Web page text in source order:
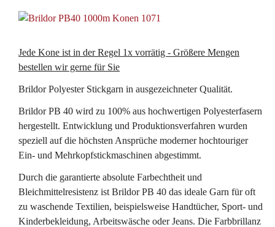
Jede Kone ist in der Regel 1x vorrätig - Größere Mengen
bestellen wir gerne für Sie
Brildor Polyester Stickgarn in ausgezeichneter Qualität.
Brildor PB 40 wird zu 100% aus hochwertigen Polyesterfasern
hergestellt. Entwicklung und Produktionsverfahren wurden
speziell auf die höchsten Ansprüche moderner hochtouriger
Ein- und Mehrkopfstickmaschinen abgestimmt.
Durch die garantierte absolute Farbechtheit und
Bleichmittelresistenz ist Brildor PB 40 das ideale Garn für oft
zu waschende Textilien, beispielsweise Handtücher, Sport- und
Kinderbekleidung, Arbeitswäsche oder Jeans. Die Farbbrillanz